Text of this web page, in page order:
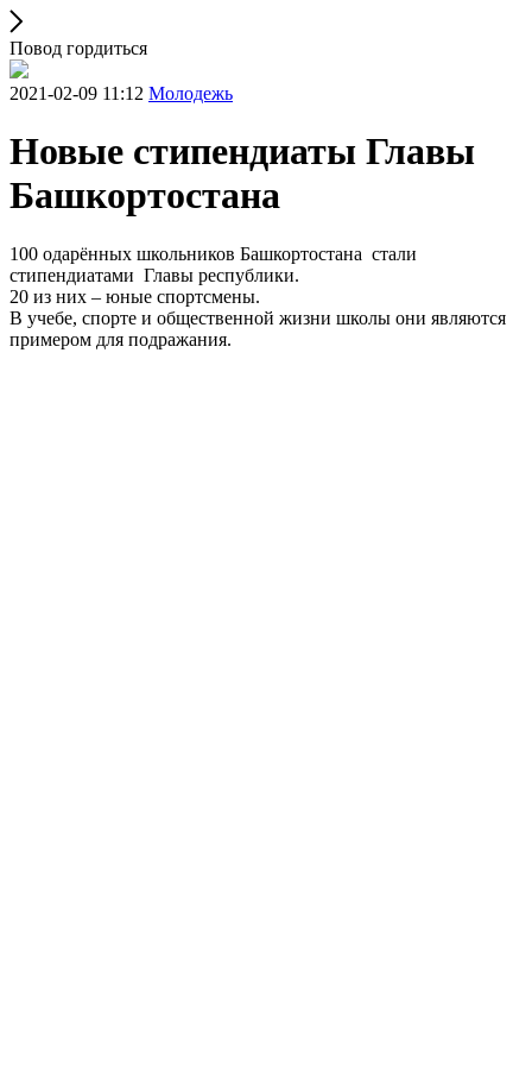
Повод гордиться
2021-02-09 11:12 Молодежь
Новые стипендиаты Главы
Башкортостана
100 одарённых школьников Башкортостана стали
стипендиатами Главы республики.
20 из них – юные спортсмены.
В учебе, спорте и общественной жизни школы они являются
примером для подражания.